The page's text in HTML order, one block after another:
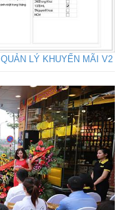
LÝ KHUYẾN MÃI V2